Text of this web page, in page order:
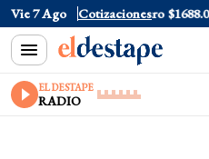
Vie 7 Ago Cotizaciones
CCL $1577.3 Euro $1688.03
EL DESTAPE
RADIO